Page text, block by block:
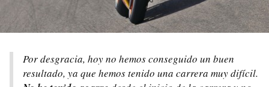
Por desgracia, hoy no hemos conseguido un buen
resultado, ya que hemos tenido una carrera muy difícil.